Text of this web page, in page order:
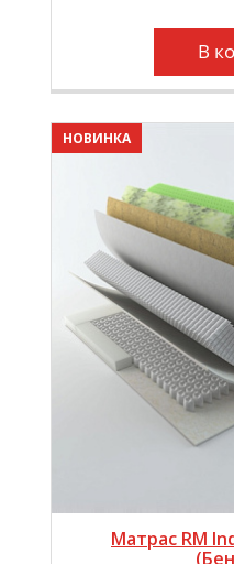
В
НОВИНКА
Матрас RM